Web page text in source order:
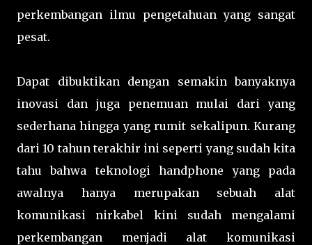
perkembangan ilmu pengetahuan yang sangat
pesat.
Dapat dibuktikan dengan semakin banyaknya
inovasi dan juga penemuan mulai dari yang
sederhana hingga yang rumit sekalipun. Kurang
dari 10 tahun terakhir ini seperti yang sudah kita
tahu bahwa teknologi handphone yang pada
awalnya hanya merupakan sebuah alat
komunikasi nirkabel kini sudah mengalami
perkembangan menjadi alat komunikasi